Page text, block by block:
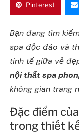
Pinterest
Bạn đang tìm
spa độc đáo và
tinh tế giữa vẻ
nội thất spa
không gian trang
Đặc điểm
trong thiết